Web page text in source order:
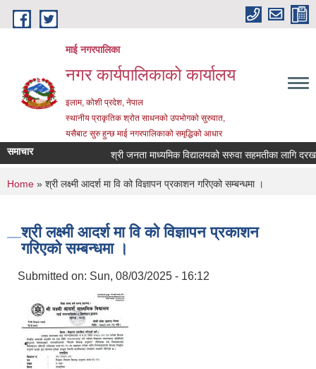
Skip to main content
माई नगरपालिका
नगर कार्यपालिकाको कार्यालय
इलाम, कोशी प्रदेश, नेपाल
स्थानीय प्राकृतिक श्रोत साधनको उपभोगको सुरुवात,
यसैबाट सुरु हुन्छ माई नगरपालिकाको समृद्धिको आधार
समाचार श्री जनता माध्यमिक विद्यालयको सरुवा सहमतीका लागि
You are here
Home » श्री लक्ष्मी आदर्श मा वि को विज्ञापन प्रकाशन गरिएको सम्बन्धमा ।
श्री लक्ष्मी आदर्श मा वि को विज्ञापन प्रकाशन
गरिएको सम्बन्धमा ।
Submitted on: Sun, 08/03/2025 - 16:12